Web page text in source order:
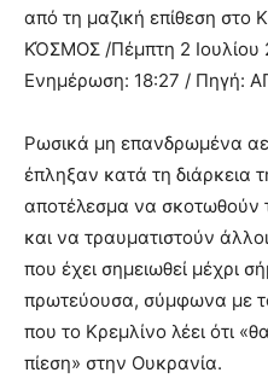
από τη μαζική επίθεση στο
ΚΌΣΜΟΣ /Πέμπτη 2 Ιουλίου
Ενημέρωση: 18:27 / Πηγή:
Ρωσικά μη επανδρωμένα
έπληξαν κατά τη διάρκεια
αποτέλεσμα να σκοτωθούν
και να τραυματιστούν
που έχει σημειωθεί μέχρι
πρωτεύουσα, σύμφωνα με
που το Κρεμλίνο λέει ότι
πίεση» στην Ουκρανία.